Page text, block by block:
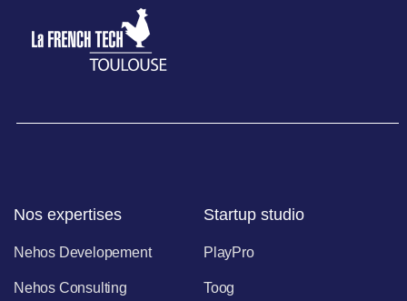
Nos expertises
Nehos Developement
Nehos Consulting
Startup studio
PlayPro
Toog